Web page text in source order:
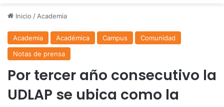
Inicio / Academia
Academia Académica Campus
Comunidad
Notas de prensa
Por tercer año consecutivo la
UDLAP se ubica como la